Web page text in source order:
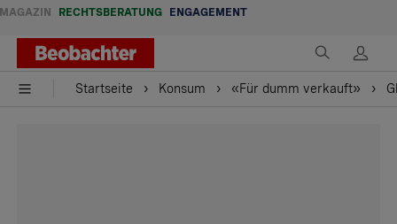
MAGAZIN RECHTSBERATUNG ENGAGEMENT
Startseite Konsum «Für dumm verkauft»